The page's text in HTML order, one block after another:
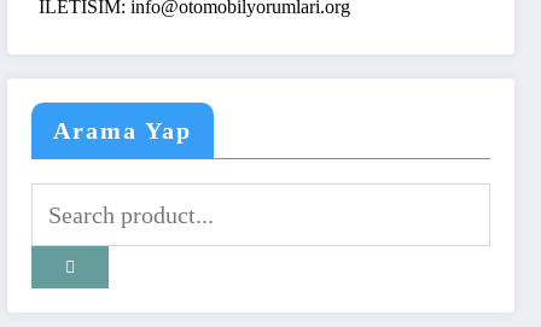
info@otomobilyorumlari.org
Arama Yap